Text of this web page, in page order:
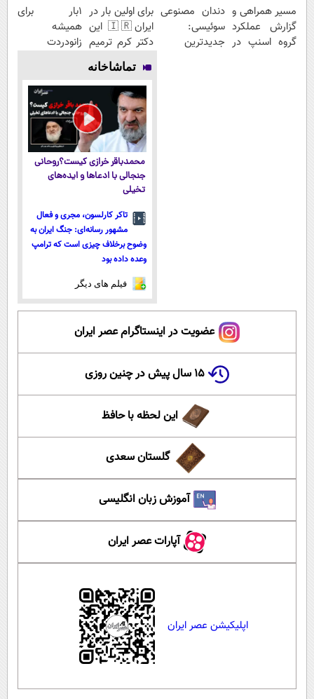
مسیر همراهی و
گزارش عملکرد
گروه اسنپ در
دندان مصنوعی
سوئیسی:
جدیدترین
برای اولین بار در
ایران🇮🇷 این
دکتر کرم ترمیم
کننده 23 روزه
ساخت!
1بار برای
همیشه
زانودردت
آلمان)
◂پرسشنامه▸
تماشاخانه
محمدباقر خرازی کیست؟روحانی
جنجالی با ادعاها و ایده‌های
تخیلی
تاکر کارلسون، مجری و فعال
مشهور رسانه‌ای: جنگ ایران به
وضوح برخلاف چیزی است که ترامپ
وعده داده بود
فیلم های دیگر
عضویت در اینستاگرام عصر ایران
۱۵ سال پیش در چنین روزی
این لحظه با حافظ
گلستان سعدی
آموزش زبان انگلیسی
آپارات عصر ایران
اپلیکیشن عصر ایران